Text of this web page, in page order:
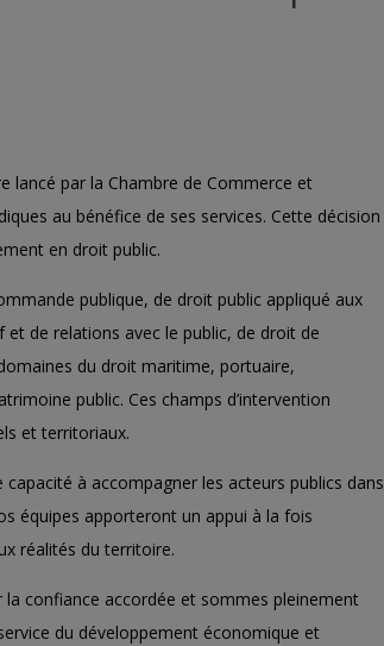
lancé par la Chambre de Commerce et
au bénéfice de ses services. Cette décision
en droit public.
publique, de droit public appliqué aux
de relations avec le public, de droit de
du droit maritime, portuaire,
public. Ces champs d’intervention
et territoriaux.
à accompagner les acteurs publics dans
équipes apporteront un appui à la fois
réalités du territoire.
la confiance accordée et sommes pleinement
du développement économique et